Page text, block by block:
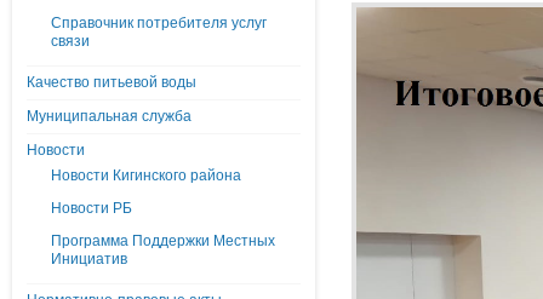
Справочник потребителя услуг
связи
Качество питьевой воды
Муниципальная служба
Новости
Новости Кигинского района
Новости РБ
Программа Поддержки Местных
Инициатив